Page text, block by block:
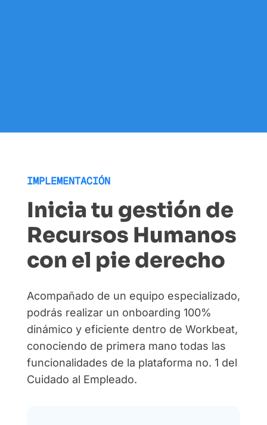
IMPLEMENTACIÓN
Inicia tu gestión de
Recursos Humanos
con el pie derecho
Acompañado de un equipo especializado,
podrás realizar un onboarding 100%
dinámico y eficiente dentro de Workbeat,
conociendo de primera mano todas las
funcionalidades de la plataforma no. 1 del
Cuidado al Empleado.